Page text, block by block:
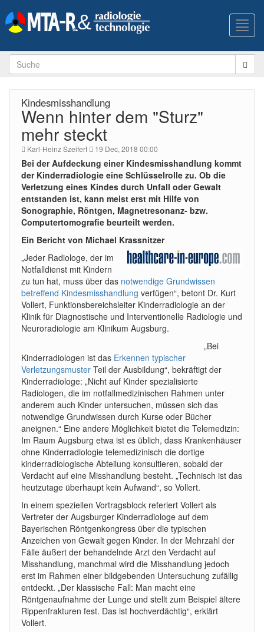
Kindesmisshandlung
Wenn hinter dem "Sturz"
mehr steckt
Karl-Heinz Szeifert 19 Dec, 2018 00:00
Bei der Aufdeckung einer Kindesmisshandlung kommt
der Kinderradiologie eine Schlüsselrolle zu. Ob die
Verletzung eines Kindes durch Unfall oder Gewalt
entstanden ist, kann meist erst mit Hilfe von
Sonographie, Röntgen, Magnetresonanz- bzw.
Computertomografie beurteilt werden.
Ein Bericht von Michael Krassnitzer
„Jeder Radiologe, der im
Notfalldienst mit Kindern
zu tun hat, muss über das notwendige Grundwissen
betreffend Kindesmisshandlung verfügen“, betont Dr. Kurt
Vollert, Funktionsbereichsleiter Kinderradiologie an der
Klinik für Diagnostische und Interventionelle Radiologie und
Neuroradiologie am Klinikum Augsburg.
„Bei
Kinderradiologen ist das Erkennen typischer
Verletzungsmuster Teil der Ausbildung“, bekräftigt der
Kinderradiologe: „Nicht auf Kinder spezialisierte
Radiologen, die im notfallmedizinischen Rahmen unter
anderem auch Kinder untersuchen, müssen sich das
notwendige Grundwissen durch Kurse oder Bücher
aneignen.“ Eine andere Möglichkeit bietet die Telemedizin:
Im Raum Augsburg etwa ist es üblich, dass Krankenhäuser
ohne Kinderradiologie telemedizinisch die dortige
kinderradiologische Abteilung konsultieren, sobald der
Verdacht auf eine Misshandlung besteht. „Technisch ist das
heutzutage überhaupt kein Aufwand“, so Vollert.
In einem speziellen Vortragsblock referiert Vollert als
Vertreter der Augsburger Kinderradiologe auf dem
Bayerischen Röntgenkongress über die typischen
Anzeichen von Gewalt gegen Kinder. In der Mehrzahl der
Fälle äußert der behandelnde Arzt den Verdacht auf
Misshandlung, manchmal wird die Misshandlung jedoch
erst im Rahmen einer bildgebenden Untersuchung zufällig
entdeckt. „Der klassische Fall: Man macht eine
Röntgenaufnahme der Lunge und stellt zum Beispiel ältere
Rippenfrakturen fest. Das ist hochverdächtig“, erklärt
Vollert.